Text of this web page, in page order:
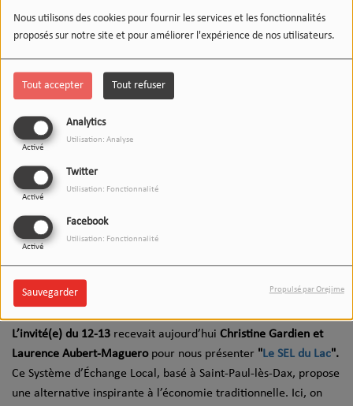
Nous utilisons des cookies pour fournir les services et les fonctionnalités
proposés sur notre site et pour améliorer l'expérience de nos utilisateurs.
Tout accepter Tout refuser
Analytics
Activé
Utilisation: Analyse
Twitter
Activé
Utilisation: Fonctionnalité
Facebook
Activé
Utilisation: Fonctionnalité
Sauvegarder Propulsé par Orejime
20 MARS 2026
Écouter le podcast
Télécharger le podcast
L’invité(e) du 12-13 recevait aujourd’hui Christine Gardien et
Laurence Aubert-Magueropour nous présenter "Le SEL du Lac".
Ce Système d’Échange Local, basé à Saint-Paul-lès-Dax, propose
une alternative inspirante à l’économie traditionnelle. Ici, on